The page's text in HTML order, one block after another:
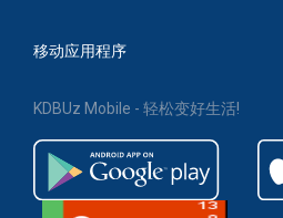
移动应用程序
KDBUz Mobile - 轻松变好生活!